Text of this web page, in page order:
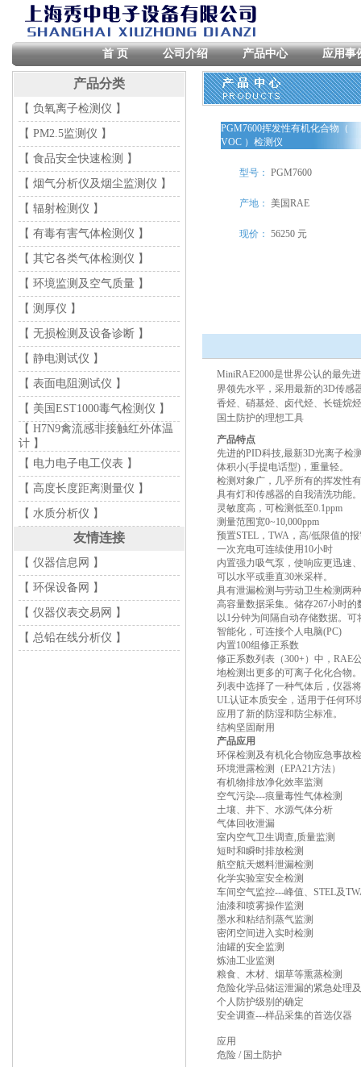
首 页 公司介绍 产品中心 应用事
产品分类
【 负氧离子检测仪 】
【 PM2.5监测仪 】
【 食品安全快速检测 】
【 烟气分析仪及烟尘监测仪 】
【 辐射检测仪 】
【 有毒有害气体检测仪 】
【 其它各类气体检测仪 】
【 环境监测及空气质量 】
【 测厚仪 】
【 无损检测及设备诊断 】
【 静电测试仪 】
【 表面电阻测试仪 】
【 美国EST1000毒气检测仪 】
【 H7N9禽流感非接触红外体温
计 】
【 电力电子电工仪表 】
【 高度长度距离测量仪 】
【 水质分析仪 】
友情连接
【 仪器信息网 】
【 环保设备网 】
【 仪器仪表交易网 】
【 总铅在线分析仪 】
PGM7600挥发性有机化合物（
VOC ）检测仪
型号： PGM7600
产地： 美国RAE
现价： 56250 元
MiniRAE2000是世界公认的最先
界领先水平，采用最新的3D传感
香烃、硝基烃、卤代烃、长链烷
国土防护的理想工具
产品特点
先进的PID科技,最新3D光离子检
体积小(手提电话型)，重量轻。
检测对象广，几乎所有的挥发性
具有灯和传感器的自我清洗功能
灵敏度高，可检测低至0.1ppm
测量范围宽0~10,000ppm
预置STEL，TWA，高/低限值的
一次充电可连续使用10小时
内置强力吸气泵，使响应更迅速
可以水平或垂直30米采样。
具有泄漏检测与劳动卫生检测两
高容量数据采集。储存267小时的
以1分钟为间隔自动存储数据。
智能化，可连接个人电脑(PC)
内置100组修正系数
修正系数列表（300+）中，RAE
地检测出更多的可离子化化合物
列表中选择了一种气体后，仪器
UL认证本质安全，适用于任何环
应用了新的防湿和防尘标准。
结构坚固耐用
产品应用
环保检测及有机化合物应急事故
环境泄露检测（EPA21方法）
有机物排放净化效率监测
空气污染---痕量毒性气体检测
土壤、井下、水源气体分析
气体回收泄漏
室内空气卫生调查,质量监测
短时和瞬时排放检测
航空航天燃料泄漏检测
化学实验室安全检测
车间空气监控---峰值、STEL及
油漆和喷雾操作监测
墨水和粘结剂蒸气监测
密闭空间进入实时检测
油罐的安全监测
炼油工业监测
粮食、木材、烟草等熏蒸检测
危险化学品储运泄漏的紧急处理
个人防护级别的确定
安全调查---样品采集的首选仪器
应用
危险 / 国土防护